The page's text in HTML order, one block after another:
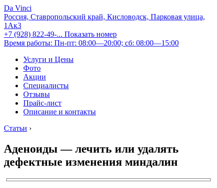
Da Vinci
Россия, Ставропольский край, Кисловодск, Парковая улица,
1Ак3
+7 (928) 822-49-... Показать номер
Время работы: Пн-пт: 08:00—20:00; сб: 08:00—15:00
Услуги и Цены
Фото
Акции
Специалисты
Отзывы
Прайс-лист
Описание и контакты
Статьи ›
Аденоиды — лечить или удалять
дефектные изменения миндалин